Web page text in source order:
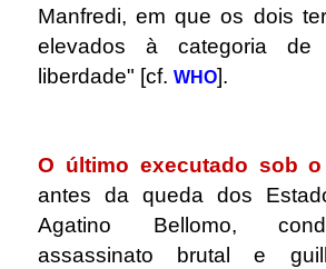
Manfredi, em que os dois
elevados à categoria de
liberdade" [cf. WHO].
O último executado sob
antes da queda dos
Agatino Bellomo,
assassinato brutal e